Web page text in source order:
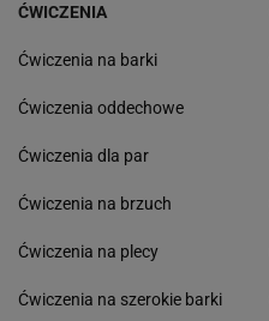
ĆWICZENIA
Ćwiczenia na barki
Ćwiczenia oddechowe
Ćwiczenia dla par
Ćwiczenia na brzuch
Ćwiczenia na plecy
Ćwiczenia na szerokie barki